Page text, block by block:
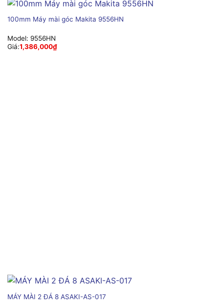
100mm Máy mài góc Makita 9556HN
Model: 9556HN
Giá:1,386,000₫
MÁY MÀI 2 ĐÁ 8 ASAKI-AS-017